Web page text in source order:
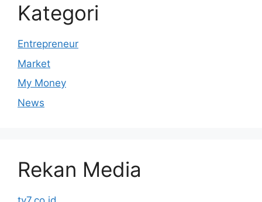
Kategori
Entrepreneur
Market
My Money
News
Rekan Media